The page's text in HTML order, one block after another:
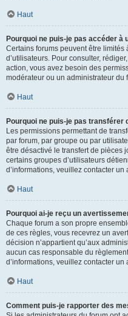
Haut
Pourquoi ne puis-je pas accéder à
Certains forums peuvent être
d’utilisateurs. Pour consulter,
action, vous avez besoin des
modérateur ou un administrateur
Haut
Pourquoi ne puis-je pas transférer
Les permissions permettant de
par forum, par groupe ou par
être désactivé le transfert de pièces
certains groupes d’utilisateurs
d’informations, veuillez contacter
Haut
Pourquoi ai-je reçu un
Chaque forum a son propre
de ces règles, vous recevrez un
décision n’appartient qu’aux
aucun cas responsable du
d’informations, veuillez contacter
Haut
Comment puis-je rapporter des